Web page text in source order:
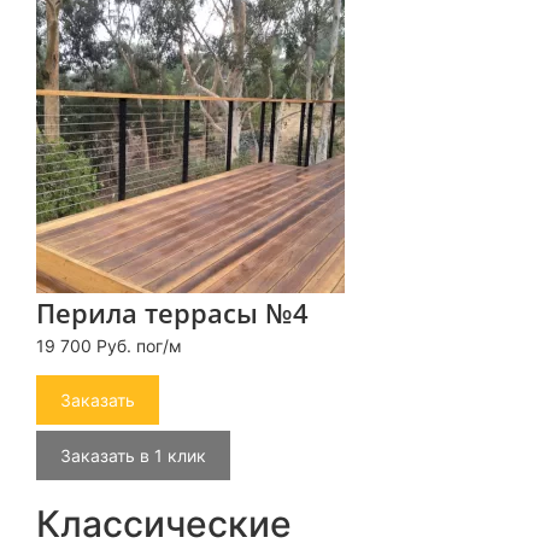
Перила террасы №4
19 700 Руб. пог/м
Заказать
Заказать в 1 клик
Классические